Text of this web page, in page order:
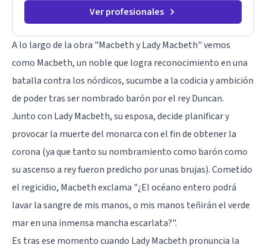
Ver profesionales
A lo largo de la obra "Macbeth y Lady Macbeth" vemos
como Macbeth, un noble que logra reconocimiento en una
batalla contra los nórdicos, sucumbe a la codicia y ambición
de poder tras ser nombrado barón por el rey Duncan.
Junto con Lady Macbeth, su esposa, decide planificar y
provocar la muerte del monarca con el fin de obtener la
corona (ya que tanto su nombramiento como barón como
su ascenso a rey fueron predicho por unas brujas). Cometido
el regicidio, Macbeth exclama "¿El océano entero podrá
lavar la sangre de mis manos, o mis manos teñirán el verde
mar en una inmensa mancha escarlata?".
Es tras ese momento cuando Lady Macbeth pronuncia la